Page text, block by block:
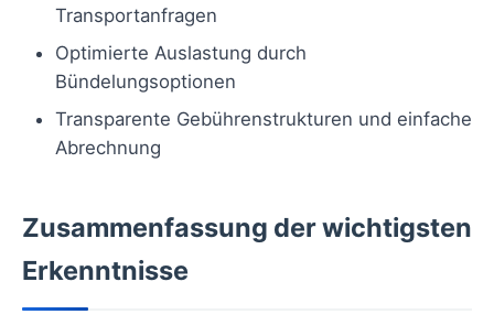
Transportanfragen
Optimierte Auslastung durch
Bündelungsoptionen
Transparente Gebührenstrukturen und einfache
Abrechnung
Zusammenfassung der wichtigsten
Erkenntnisse